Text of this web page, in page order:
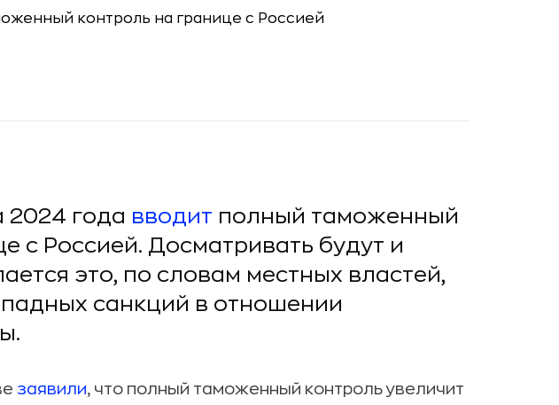
2024 года вводит полный таможенный
с Россией. Досматривать будут и
это, по словам местных властей,
санкций в отношении
заявили, что полный таможенный контроль увеличит